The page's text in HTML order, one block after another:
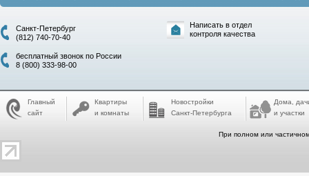
Санкт-Петербург
(812) 740-70-40
бесплатный звонок по России
8 (800) 333-98-00
Написать в отдел
контроля качества
Главный
сайт
Квартиры
и комнаты
Новостройки
Санкт-Петербурга
Дома,
и участки
При полном или